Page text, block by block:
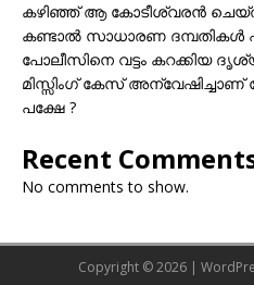
കഴിഞ്ഞ് ആ കോടീശ്വരൻ
കണ്ടാൽ സാധാരണ ദമ്പതികൾ
പോലീസിനെ വട്ടം കറക്കിയ
മിസ്സിംഗ് കേസ്
പക്ഷേ ?
Recent
No comments to show.
Copyright © 2026 |